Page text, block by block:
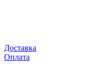
Доставка
Оплата